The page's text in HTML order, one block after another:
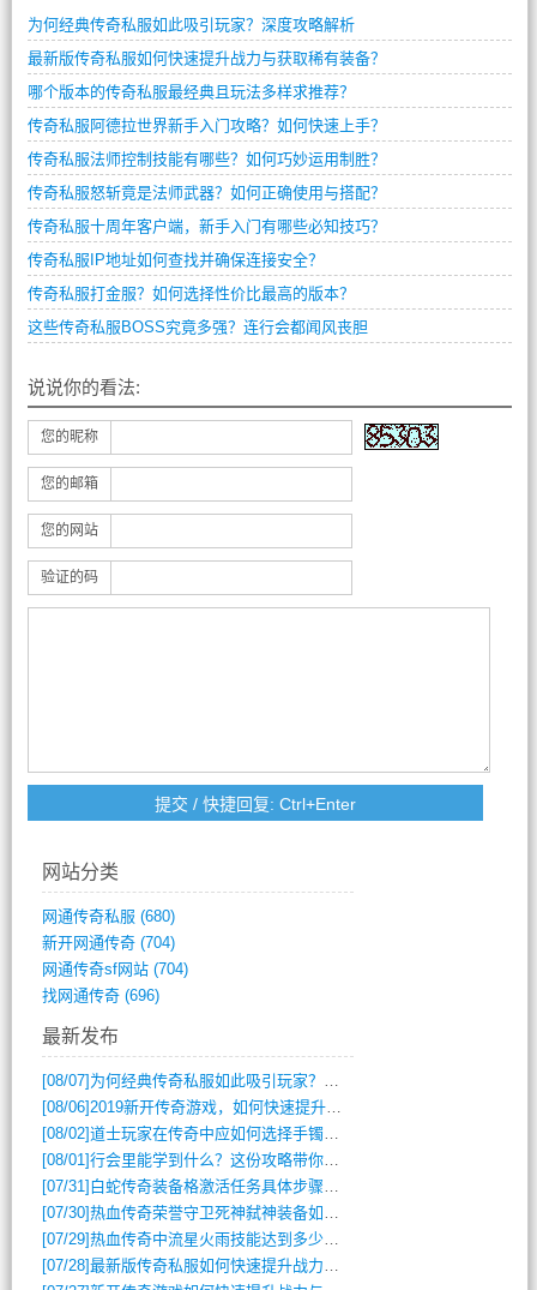
为何经典传奇私服如此吸引玩家？深度攻略解析
最新版传奇私服如何快速提升战力与获取稀有装备？
哪个版本的传奇私服最经典且玩法多样求推荐？
传奇私服阿德拉世界新手入门攻略？如何快速上手？
传奇私服法师控制技能有哪些？如何巧妙运用制胜？
传奇私服怒斩竟是法师武器？如何正确使用与搭配？
传奇私服十周年客户端，新手入门有哪些必知技巧？
传奇私服IP地址如何查找并确保连接安全？
传奇私服打金服？如何选择性价比最高的版本？
这些传奇私服BOSS究竟多强？连行会都闻风丧胆
说说你的看法:
您的昵称
您的邮箱
您的网站
验证的码
网站分类
网通传奇私服 (680)
新开网通传奇(704)
网通传奇sf网站(704)
找网通传奇(696)
最新发布
[08/07] 为何经典传奇私服如此吸引玩家？深度攻略解析
[08/06]2019新开传奇游戏，如何快速提升角色等级？
[08/02]道士玩家在传奇中应如何选择手镯装备？
[08/01]行会里能学到什么？这份攻略带你全掌握
[07/31] 白蛇传奇装备格激活任务具体步骤是什么？如何完成？
[07/30]热血传奇荣誉守卫死神弑神装备如何获取与佩戴攻略？
[07/29]热血传奇中流星火雨技能达到多少级可以开始练装备？
[07/28]最新版传奇私服如何快速提升战力与获取稀有装备？